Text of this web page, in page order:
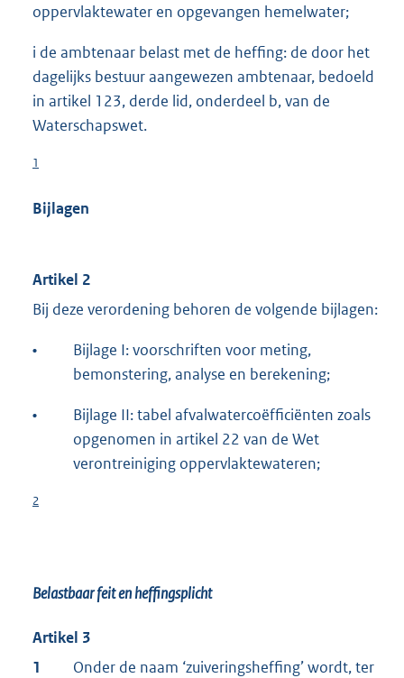
oppervlaktewater en opgevangen hemelwater;
i de ambtenaar belast met de heffing: de door het
dagelijks bestuur aangewezen ambtenaar, bedoeld
in artikel 123, derde lid, onderdeel b, van de
Waterschapswet.
1
Bijlagen
Artikel 2
Bij deze verordening behoren de volgende bijlagen:
•
Bijlage I: voorschriften voor meting,
bemonstering, analyse en berekening;
•
Bijlage II: tabel afvalwatercoëfficiënten zoals
opgenomen in artikel 22 van de Wet
verontreiniging oppervlaktewateren;
2
Belastbaar feit en heffingsplicht
Artikel 3
1
Onder de naam ‘zuiveringsheffing’ wordt, ter